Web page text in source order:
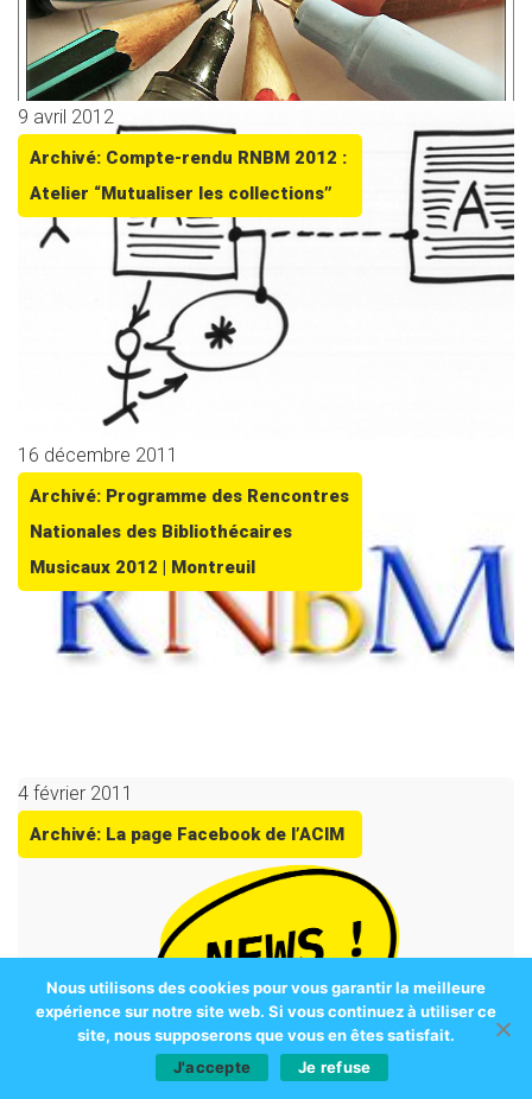
9 avril 2012
Archivé: Compte-rendu RNBM 2012 :
Atelier “Mutualiser les collections”
16 décembre 2011
Archivé: Programme des Rencontres
Nationales des Bibliothécaires
Musicaux 2012 | Montreuil
4 février 2011
Archivé: La page Facebook de l’ACIM
Nous utilisons des cookies pour vous garantir la meilleure
expérience sur notre site web. Si vous continuez à utiliser ce
site, nous supposerons que vous en êtes satisfait.
J'accepte
Je refuse